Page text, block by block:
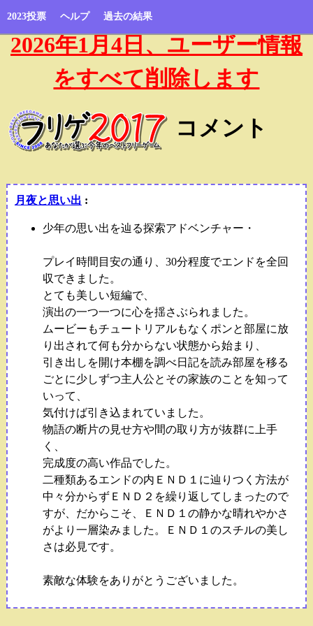
2023投票 ヘルプ 過去の結果
2026年1月4日、ユーザー情報
をすべて削除します
コメント
月夜と思い出 :
少年の思い出を辿る探索アドベンチャー・
プレイ時間目安の通り、30分程度でエンドを全回
収できました。
とても美しい短編で、
演出の一つ一つに心を揺さぶられました。
ムービーもチュートリアルもなくポンと部屋に放
り出されて何も分からない状態から始まり、
引き出しを開け本棚を調べ日記を読み部屋を移る
ごとに少しずつ主人公とその家族のことを知って
いって、
気付けば引き込まれていました。
物語の断片の見せ方や間の取り方が抜群に上手
く、
完成度の高い作品でした。
二種類あるエンドの内ＥＮＤ１に辿りつく方法が
中々分からずＥＮＤ２を繰り返してしまったので
すが、だからこそ、ＥＮＤ１の静かな晴れやかさ
がより一層染みました。ＥＮＤ１のスチルの美し
さは必見です。
素敵な体験をありがとうございました。